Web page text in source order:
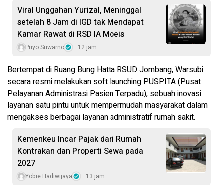
Viral Unggahan Yurizal, Meninggal
setelah 8 Jam di IGD tak Mendapat
Kamar Rawat di RSD IA Moeis
Priyo Suwarno 12 jam
Bertempat di Ruang Bung Hatta RSUD Jombang, Warsubi
secara resmi melakukan soft launching PUSPITA (Pusat
Pelayanan Administrasi Pasien Terpadu), sebuah inovasi
layanan satu pintu untuk mempermudah masyarakat dalam
mengakses berbagai layanan administratif rumah sakit.
Kemenkeu Incar Pajak dari Rumah
Kontrakan dan Properti Sewa pada
2027
Yobie Hadiwijaya 13 jam